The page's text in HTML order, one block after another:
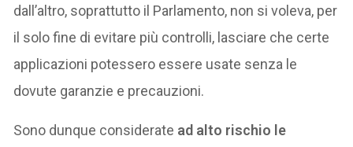
dall’altro, soprattutto il Parlamento, non si voleva, per
il solo fine di evitare più controlli, lasciare che certe
applicazioni potessero essere usate senza le
dovute garanzie e precauzioni.
Sono dunque considerate ad alto rischio le